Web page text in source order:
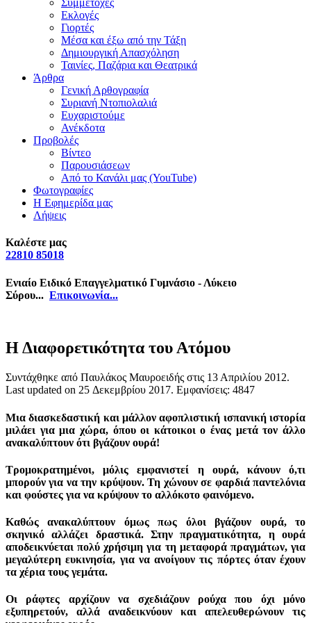
Συμμετοχές
Εκλογές
Γιορτές
Μέσα και έξω από την Τάξη
Δημιουργική Απασχόληση
Ταινίες, Παζάρια και Θεατρικά
Άρθρα
Γενική Αρθογραφία
Συριανή Ντοπιολαλιά
Ευχαριστούμε
Ανέκδοτα
Προβολές
Βίντεο
Παρουσιάσεων
Από το Κανάλι μας (YouTube)
Φωτογραφίες
Η Εφημερίδα μας
Λήψεις
Καλέστε μας
22810 85018
Ενιαίο Ειδικό Επαγγελματικό Γυμνάσιο - Λύκειο
Σύρου... Επικοινωνία...
Η Διαφορετικότητα του Ατόμου
Συντάχθηκε από Παυλάκος Μαυροειδής στις 13 Απριλίου 2012.
Last updated on 25 Δεκεμβρίου 2017. Εμφανίσεις: 4847
Μια διασκεδαστική και μάλλον αφοπλιστική ισπανική ιστορία
μιλάει για μια χώρα, όπου οι κάτοικοι ο ένας μετά τον άλλο
ανακαλύπτουν ότι βγάζουν ουρά!
Τρομοκρατημένοι, μόλις εμφανιστεί η ουρά, κάνουν ό,τι
μπορούν για να την κρύψουν. Τη χώνουν σε φαρδιά παντελόνια
και φούστες για να κρύψουν το αλλόκοτο φαινόμενο.
Καθώς ανακαλύπτουν όμως πως όλοι βγάζουν ουρά, το
σκηνικό αλλάζει δραστικά. Στην πραγματικότητα, η ουρά
αποδεικνύεται πολύ χρήσιμη για τη μεταφορά πραγμάτων, για
μεγαλύτερη ευκινησία, για να ανοίγουν τις πόρτες όταν έχουν
τα χέρια τους γεμάτα.
Οι ράφτες αρχίζουν να σχεδιάζουν ρούχα που όχι μόνο
εξυπηρετούν, αλλά αναδεικνύουν και απελευθερώνουν τις